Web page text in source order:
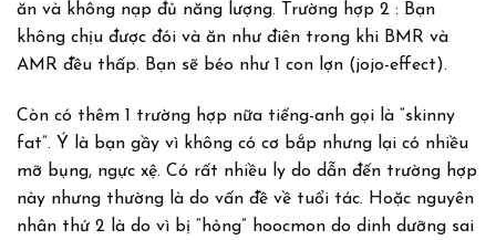
ăn và không nạp đủ năng lượng. Trường hợp 2 : Bạn
không chịu được đói và ăn như điên trong khi BMR và
AMR đều thấp. Bạn sẽ béo như 1 con lợn (jojo-effect).
Còn có thêm 1 trường hợp nữa tiếng-anh gọi là “skinny
fat”. Ý là bạn gầy vì không có cơ bắp nhưng lại có nhiều
mỡ bụng, ngực xệ. Có rất nhiều ly do dẫn đến trường hợp
này nhưng thường là do vấn đề về tuổi tác. Hoặc nguyên
nhân thứ 2 là do vì bị “hỏng” hoocmon do dinh dưỡng sai